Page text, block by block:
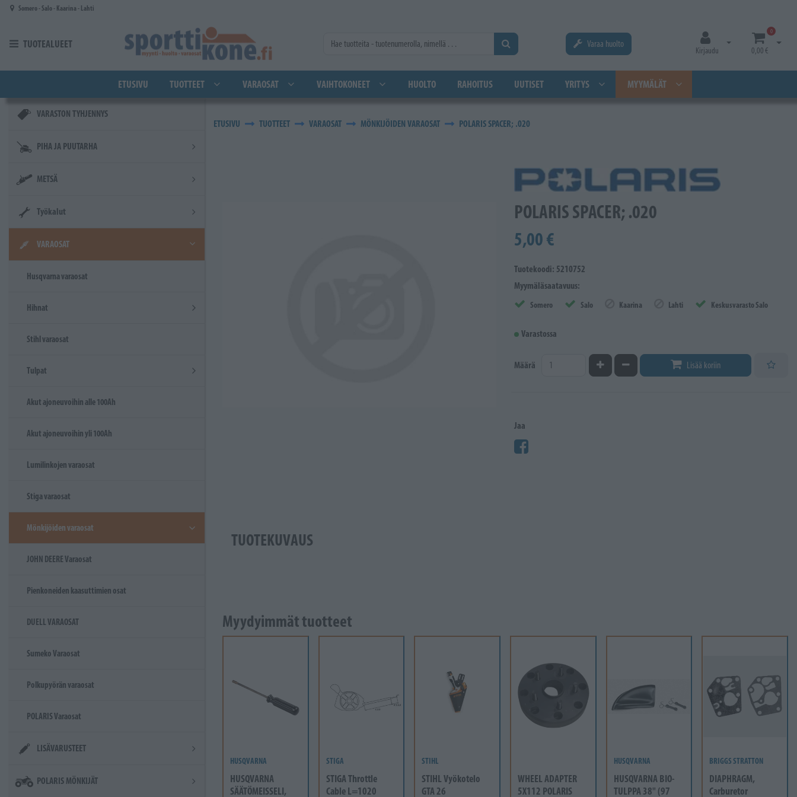
Siirry pääsisältöön
Somero - Salo - Kaarina - Lahti
TUOTEALUEET Varaa huolto
Kirjaudu
Avaa kirjautuminen
0
0,00 €
Avaa
ETUSIVU TUOTTEET VARAOSAT VAIHTOKONEET HUOLTO RAHOITUS UUTISET YRITYS MYYMÄLÄT
VARASTON TYHJENNYS
PIHA JA PUUTARHA
METSÄ
Työkalut
VARAOSAT
Husqvarna varaosat
Hihnat
Stihl varaosat
Tulpat
Akut ajoneuvoihin alle 100Ah
Akut ajoneuvoihin yli 100Ah
Lumilinkojen varaosat
Stiga varaosat
Mönkijöiden varaosat
JOHN DEERE Varaosat
Pienkoneiden kaasuttimien osat
DUELL VARAOSAT
Sumeko Varaosat
Polkupyörän varaosat
POLARIS Varaosat
LISÄVARUSTEET
POLARIS MÖNKIJÄT
ETUSIVU TUOTTEET VARAOSAT MÖNKIJÖIDEN VARAOSAT POLARIS SPACER; .020
POLARIS SPACER; .020
5,00 €
Tuotekoodi: 5210752
Myymäläsaatavuus:
Somero Salo Kaarina Lahti Keskusvarasto Salo
Varastossa
Määrä Kasvata määrääVähennä määrää Lisää koriin
Jaa
TUOTEKUVAUS
Myydyimmät tuotteet
HUSQVARNA
HUSQVARNA
SÄÄTÖMEISSELI,
STIGA
STIGA Throttle
Cable L=1020
STIHL
STIHL Vyökotelo
GTA 26
WHEEL ADAPTER
5X112 POLARIS
HUSQVARNA
HUSQVARNA BIO-
TULPPA 38" (97
BRIGGS STRATTON
DIAPHRAGM,
Carburetor